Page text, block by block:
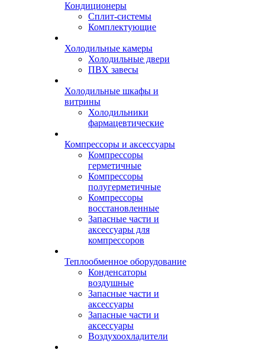
Кондиционеры
Сплит-системы
Комплектующие
Холодильные камеры
Холодильные двери
ПВХ завесы
Холодильные шкафы и
витрины
Холодильники
фармацевтические
Компрессоры и аксессуары
Компрессоры
герметичные
Компрессоры
полугерметичные
Компрессоры
восстановленные
Запасные части и
аксессуары для
компрессоров
Теплообменное оборудование
Конденсаторы
воздушные
Запасные части и
аксессуары
Запасные части и
аксессуары
Воздухоохладители